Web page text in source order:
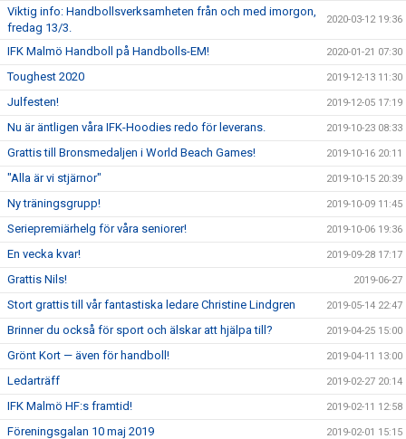
Viktig info: Handbollsverksamheten från och med imorgon,
fredag 13/3.
2020-03-12 19:36
IFK Malmö Handboll på Handbolls-EM! 2020-01-21 07:30
Toughest 2020 2019-12-13 11:30
Julfesten! 2019-12-05 17:19
Nu är äntligen våra IFK-Hoodies redo för leverans. 2019-10-23 08:33
Grattis till Bronsmedaljen i World Beach Games! 2019-10-16 20:11
"Alla är vi stjärnor" 2019-10-15 20:39
Ny träningsgrupp! 2019-10-09 11:45
Seriepremiärhelg för våra seniorer! 2019-10-06 19:36
En vecka kvar! 2019-09-28 17:17
Grattis Nils! 2019-06-27
Stort grattis till vår fantastiska ledare Christine Lindgren 2019-05-14 22:47
Brinner du också för sport och älskar att hjälpa till? 2019-04-25 15:00
Grönt Kort — även för handboll! 2019-04-11 13:00
Ledarträff 2019-02-27 20:14
IFK Malmö HF:s framtid! 2019-02-11 12:58
Föreningsgalan 10 maj 2019 2019-02-01 15:15